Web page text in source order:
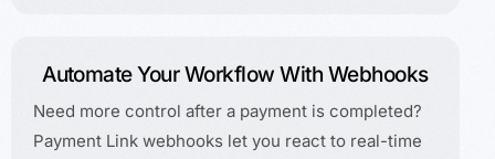
Automate Your Workflow With Webhooks
Need more control after a payment is completed?
Payment Link webhooks let you react to real-time